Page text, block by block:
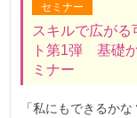
セミナー
スキルで広が
ト第1弾 基礎
ミナー
「私にもできるか